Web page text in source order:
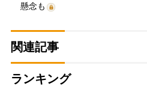
懸念も
関連記事
ランキング